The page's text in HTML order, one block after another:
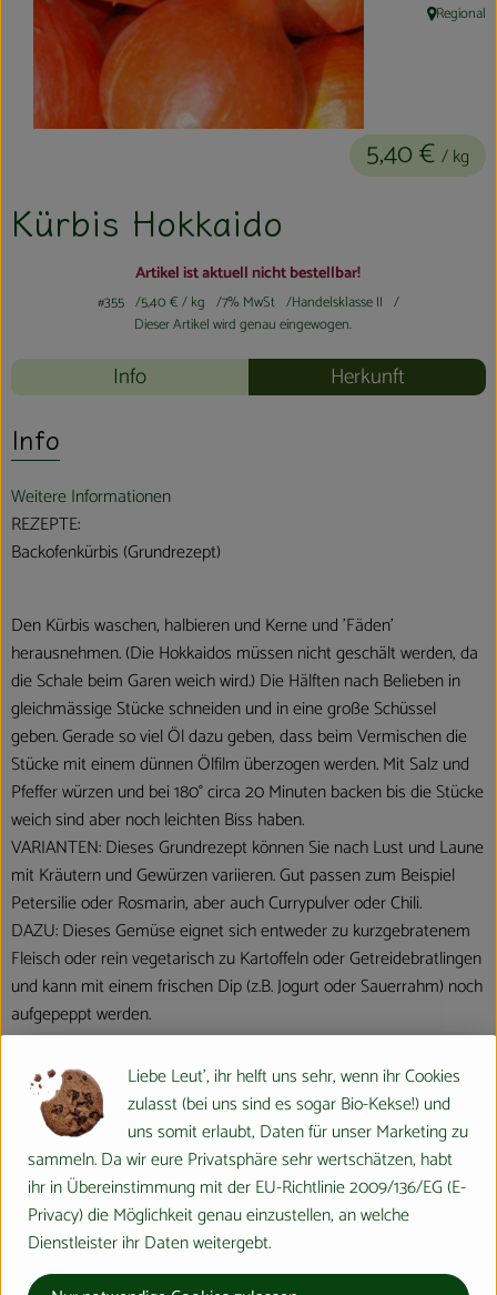
Kühltheke
Aktionen & Neues
Naturkost
Haushaltswaren
So geht´s
Über uns
Aktuelles
Veranstaltungen
Kürbis Hokkaido
5,40 € / kg
, Herkunft:
Regional
Artikel ist aktuell nicht bestellbar!
#355 5,40 €/ kg 7% MwSt
Handelsklasse II
Dieser Artikel wird genau eingewogen.
Info Herkunft
Info
Weitere Informationen
REZEPTE:
Backofenkürbis (Grundrezept)
Den Kürbis waschen, halbieren und Kerne und 'Fäden'
herausnehmen. (Die Hokkaidos müssen nicht geschält werden, da
die Schale beim Garen weich wird.) Die Hälften nach Belieben in
gleichmässige Stücke schneiden und in eine große Schüssel
geben. Gerade so viel Öl dazu geben, dass beim Vermischen die
Stücke mit einem dünnen Ölfilm überzogen werden. Mit Salz und
Pfeffer würzen und bei 180° circa 20 Minuten backen bis die Stücke
weich sind aber noch leichten Biss haben.
VARIANTEN: Dieses Grundrezept können Sie nach Lust und Laune
mit Kräutern und Gewürzen variieren. Gut passen zum Beispiel
Petersilie oder Rosmarin, aber auch Currypulver oder Chili.
DAZU: Dieses Gemüse eignet sich entweder zu kurzgebratenem
Fleisch oder rein vegetarisch zu Kartoffeln oder Getreidebratlingen
und kann mit einem frischen Dip (z.B. Jogurt oder Sauerrahm) noch
aufgepeppt werden.
Zutaten
1 Essl. Butter, 1 Zwiebel in dünne Scheiben geschnitten, 700 g
Kürbisfleisch (am besten geeignet ist Potimaron/Hokkaido), 2-400
g geschälte Maroni, 2 Teel. Curry, 1 Teel. getrockneter Thymian, 1
Prise Curcuma (Gelbwurz), 1 Prise Muskatnuß, 1 Prise
Paprikapulver, 1 Essl. Pinienkerne oder Cashewnüsse, 80 g Rosinen,
400 ml Gemüsebrühe/-bouillon, Kräutersalz, Creme fraiche nach
Liebe Leut', ihr helft uns sehr, wenn ihr Cookies
zulasst (bei uns sind es sogar Bio-Kekse!) und
uns somit erlaubt, Daten für unser Marketing zu
sammeln. Da wir eure Privatsphäre sehr wertschätzen, habt
ihr in Übereinstimmung mit der EU-Richtlinie 2009/136/EG (E-
Privacy) die Möglichkeit genau einzustellen, an welche
Dienstleister ihr Daten weitergebt.